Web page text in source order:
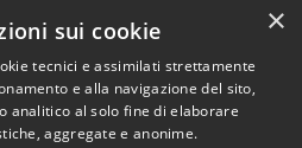
Copyright © 2026 • Comune di
×
sui cookie
tecnici e assimilati strettamente
e alla navigazione del sito,
analitico al solo fine di elaborare
aggregate e anonime.